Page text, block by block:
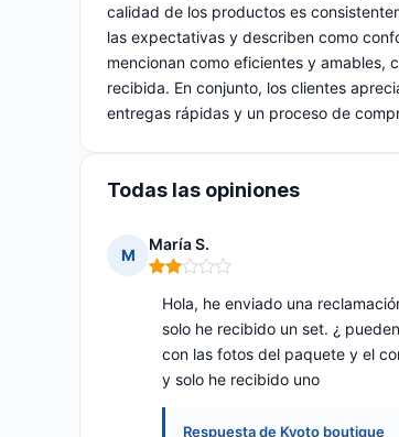
calidad de los productos es
las expectativas y describen como
mencionan como eficientes y amables,
recibida. En conjunto, los clientes
entregas rápidas y un proceso de
Todas las opiniones
M
María S.
Nota: 2 de 5
Hola, he enviado una
solo he recibido un set. ¿
con las fotos del paquete y el
y solo he recibido uno
Respuesta de Kyoto boutique